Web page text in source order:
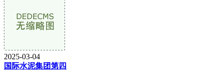
2025-03-04
国际水泥集团第四